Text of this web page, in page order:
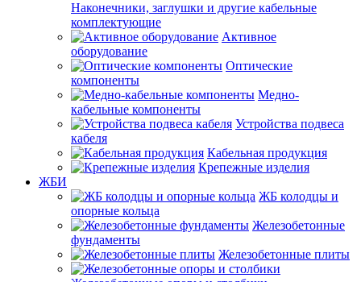
Наконечники, заглушки и другие кабельные
комплектующие
Активное
оборудование
Оптические
компоненты
Медно-
кабельные компоненты
Устройства подвеса
кабеля
Кабельная продукция
Крепежные изделия
ЖБИ
ЖБ колодцы и
опорные кольца
Железобетонные
фундаменты
Железобетонные плиты